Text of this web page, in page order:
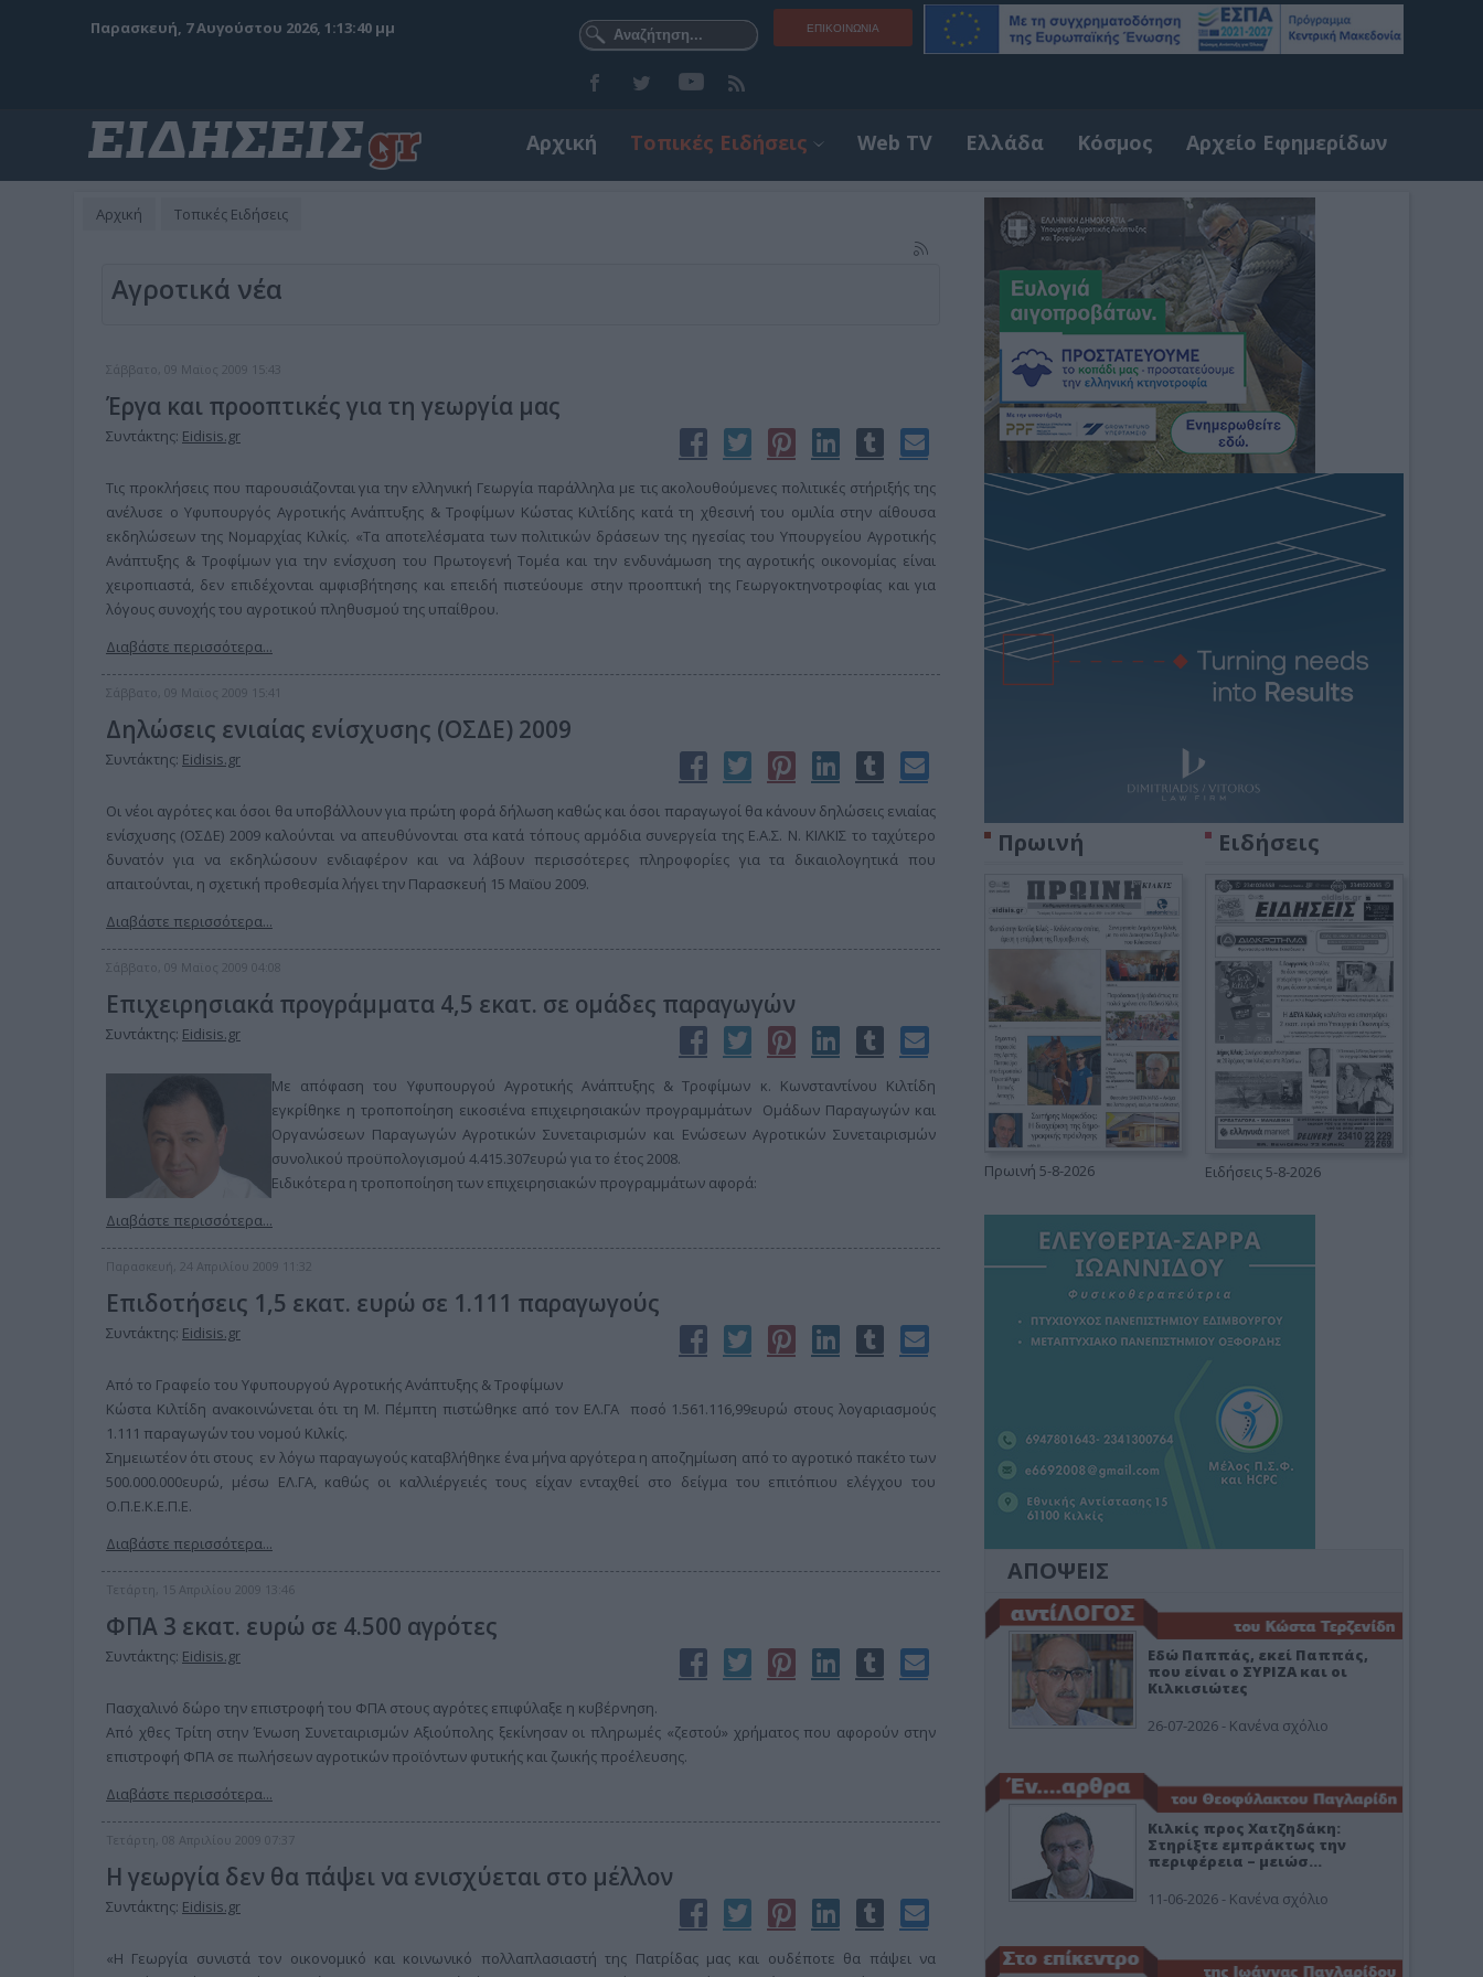
ΕΠΙΚΟΙΝΩΝΊΑ
Παρασκευή, 7 Αυγούστου 2026, 1:13:41 μμ
Αρχική Τοπικές Ειδήσεις Web TV Ελλάδα Κόσμος Αρχείο Εφημερίδων
Αρχική Τοπικές Ειδήσεις
Αγροτικά νέα
Σάββατο, 09 Μαϊος 2009 15:43
Έργα και προοπτικές για τη γεωργία μας
Συντάκτης: Eidisis.gr
Τις προκλήσεις που παρουσιάζονται για την ελληνική Γεωργία παράλληλα με τις ακολουθούμενες πολιτικές στήριξής της
ανέλυσε ο Υφυπουργός Αγροτικής Ανάπτυξης & Τροφίμων Κώστας Κιλτίδης κατά τη χθεσινή του ομιλία στην αίθουσα
εκδηλώσεων της Νομαρχίας Κιλκίς. «Τα αποτελέσματα των πολιτικών δράσεων της ηγεσίας του Υπουργείου Αγροτικής
Ανάπτυξης & Τροφίμων για την ενίσχυση του Πρωτογενή Τομέα και την ενδυνάμωση της αγροτικής οικονομίας είναι
χειροπιαστά, δεν επιδέχονται αμφισβήτησης και επειδή πιστεύουμε στην προοπτική της Γεωργοκτηνοτροφίας και για
λόγους συνοχής του αγροτικού πληθυσμού της υπαίθρου.
Διαβάστε περισσότερα...
Σάββατο, 09 Μαϊος 2009 15:41
Δηλώσεις ενιαίας ενίσχυσης (ΟΣΔΕ) 2009
Συντάκτης: Eidisis.gr
Οι νέοι αγρότες και όσοι θα υποβάλλουν για πρώτη φορά δήλωση καθώς και όσοι παραγωγοί θα κάνουν δηλώσεις ενιαίας
ενίσχυσης (ΟΣΔΕ) 2009 καλούνται να απευθύνονται στα κατά τόπους αρμόδια συνεργεία της Ε.Α.Σ. Ν. ΚΙΛΚΙΣ το ταχύτερο
δυνατόν για να εκδηλώσουν ενδιαφέρον και να λάβουν περισσότερες πληροφορίες για τα δικαιολογητικά που
απαιτούνται, η σχετική προθεσμία λήγει την Παρασκευή 15 Μαϊου 2009.
Διαβάστε περισσότερα...
Σάββατο, 09 Μαϊος 2009 04:08
Επιχειρησιακά προγράμματα 4,5 εκατ. σε ομάδες παραγωγών
Συντάκτης: Eidisis.gr
Με απόφαση του Υφυπουργού Αγροτικής Ανάπτυξης & Τροφίμων κ. Κωνσταντίνου Κιλτίδη
εγκρίθηκε η τροποποίηση εικοσιένα επιχειρησιακών προγραμμάτων Ομάδων Παραγωγών και
Οργανώσεων Παραγωγών Αγροτικών Συνεταιρισμών και Ενώσεων Αγροτικών Συνεταιρισμών
συνολικού προϋπολογισμού 4.415.307ευρώ για το έτος 2008.
Ειδικότερα η τροποποίηση των επιχειρησιακών προγραμμάτων αφορά:
Διαβάστε περισσότερα...
Παρασκευή, 24 Απριλίου 2009 11:32
Επιδοτήσεις 1,5 εκατ. ευρώ σε 1.111 παραγωγούς
Συντάκτης: Eidisis.gr
Από το Γραφείο του Υφυπουργού Αγροτικής Ανάπτυξης & Τροφίμων
Κώστα Κιλτίδη ανακοινώνεται ότι τη Μ. Πέμπτη πιστώθηκε από τον ΕΛ.ΓΑ ποσό 1.561.116,99ευρώ στους λογαριασμούς
1.111 παραγωγών του νομού Κιλκίς.
Σημειωτέον ότι στους εν λόγω παραγωγούς καταβλήθηκε ένα μήνα αργότερα η αποζημίωση από το αγροτικό πακέτο των
500.000.000ευρώ, μέσω ΕΛ.ΓΑ, καθώς οι καλλιέργειές τους είχαν ενταχθεί στο δείγμα του επιτόπιου ελέγχου του
Ο.Π.Ε.Κ.Ε.Π.Ε.
Διαβάστε περισσότερα...
Τετάρτη, 15 Απριλίου 2009 13:46
ΦΠΑ 3 εκατ. ευρώ σε 4.500 αγρότες
Συντάκτης: Eidisis.gr
Πασχαλινό δώρο την επιστροφή του ΦΠΑ στους αγρότες επιφύλαξε η κυβέρνηση.
Από χθες Τρίτη στην Ένωση Συνεταιρισμών Αξιούπολης ξεκίνησαν οι πληρωμές «ζεστού» χρήματος που αφορούν στην
επιστροφή ΦΠΑ σε πωλήσεων αγροτικών προϊόντων φυτικής και ζωικής προέλευσης.
Διαβάστε περισσότερα...
Τετάρτη, 08 Απριλίου 2009 07:37
Η γεωργία δεν θα πάψει να ενισχύεται στο μέλλον
Συντάκτης: Eidisis.gr
«Η Γεωργία συνιστά τον οικονομικό και κοινωνικό πολλαπλασιαστή της Πατρίδας μας και ουδέποτε θα πάψει να
Πρωινή
Πρωινή 5-8-2026
Ειδήσεις
Ειδήσεις 5-8-2026
ΑΠΟΨΕΙΣ
Εδώ Παππάς, εκεί Παππάς,
που είναι ο ΣΥΡΙΖΑ και οι
Κιλκισιώτες
26-07-2026 - Κανένα σχόλιο
Κιλκίς προς Χατζηδάκη:
Στηρίξτε εμπράκτως την
περιφέρεια – μειώσ…
11-06-2026 - Κανένα σχόλιο